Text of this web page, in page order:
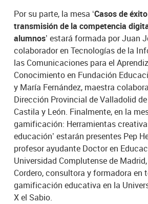
Por su parte, la mesa ‘Casos de
transmisión de la competencia
alumnos’ estará formada por Juan
colaborador en Tecnologías de la
las Comunicaciones para el
Conocimiento en Fundación
y María Fernández, maestra
Dirección Provincial de Valladolid
Castila y León. Finalmente, en la
gamificación: Herramientas
educación’ estarán presentes Pep
profesor ayudante Doctor en
Universidad Complutense de
Cordero, consultora y formadora en
gamificación educativa en la
X el Sabio.